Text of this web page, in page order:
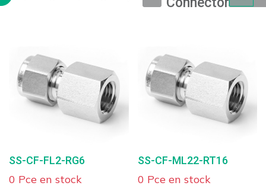
SS-CF-FL2-RG6
0 Pce en stock
SS-CF-ML22-RT16
0 Pce en stock